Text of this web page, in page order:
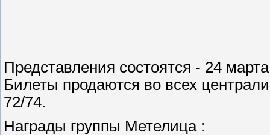
Представления состоятся - 24
Билеты продаются во всех
72/74.
Награды группы Метелица :